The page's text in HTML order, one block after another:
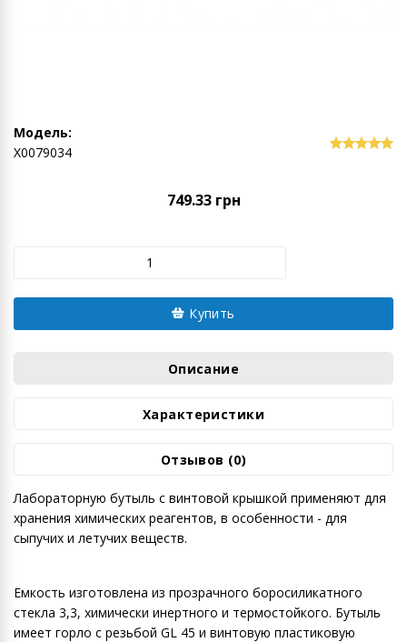
Модель:
Х0079034
749.33 грн
Купить
Описание
Характеристики
Отзывов (0)
Лабораторную бутыль с винтовой крышкой применяют для
хранения химических реагентов, в особенности - для
сыпучих и летучих веществ.
Емкость изготовлена из прозрачного боросиликатного
стекла 3,3, химически инертного и термостойкого. Бутыль
имеет горло с резьбой GL 45 и винтовую пластиковую